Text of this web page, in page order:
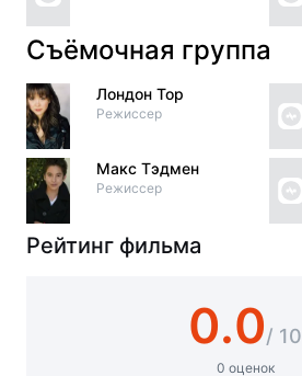
Съёмочная группа
Лондон Тор
Режиссер
Макс Тэдмен
Режиссер
Рейтинг фильма
0.0/ 10
0 оценок